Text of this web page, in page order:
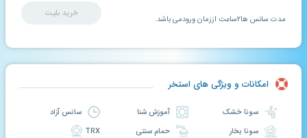
خرید بلیت
مدت سانس ها۲ساعت اززمان ورودمی باشد.
امکانات و ویژگی های استخر
سونا خشک
سونا بخار
آموزش شنا
حمام سنتی
سانس آزاد
TRX